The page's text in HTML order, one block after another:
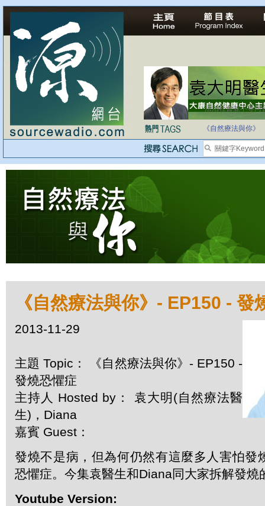
法治社會並不等同
《自然療法與你》
《自然療法與你》- EP150 - 發
2013-11-29
主題 Topic： 《自然療法與你》- EP150 -
發燒恐懼症
主持人 Hosted by： 袁大明(自然療法醫
生)，Diana
嘉賓 Guest：
發燒不是病，但為何仍然有這麼多人害怕發
恐懼症。今集袁醫生和Diana同大家拆解發燒
Youtube Version: